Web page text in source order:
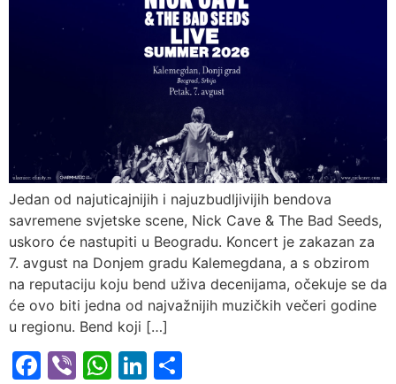
Jedan od najuticajnijih i najuzbudljivijih bendova
savremene svjetske scene, Nick Cave & The Bad Seeds,
uskoro će nastupiti u Beogradu. Koncert je zakazan za
7. avgust na Donjem gradu Kalemegdana, a s obzirom
na reputaciju koju bend uživa decenijama, očekuje se da
će ovo biti jedna od najvažnijih muzičkih večeri godine
u regionu. Bend koji […]
Facebook
ViberWhatsApp
LinkedIn